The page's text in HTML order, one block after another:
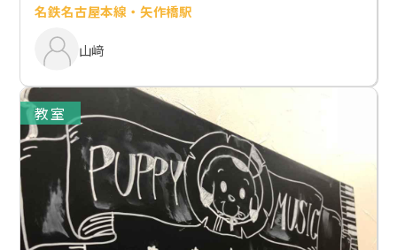
名鉄名古屋本線・矢作橋駅
山﨑
教室